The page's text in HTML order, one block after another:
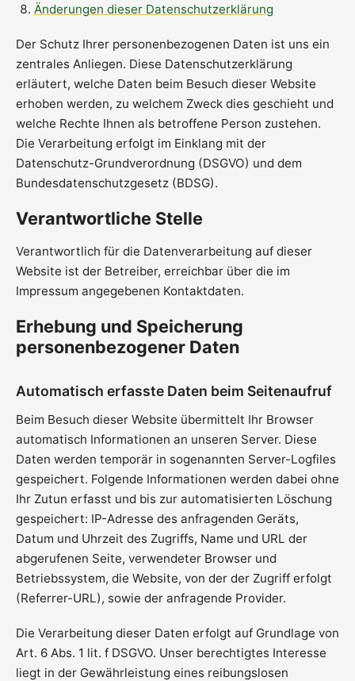
Änderungen dieser Datenschutzerklärung
Der Schutz Ihrer personenbezogenen Daten ist uns ein
zentrales Anliegen. Diese Datenschutzerklärung
erläutert, welche Daten beim Besuch dieser Website
erhoben werden, zu welchem Zweck dies geschieht und
welche Rechte Ihnen als betroffene Person zustehen.
Die Verarbeitung erfolgt im Einklang mit der
Datenschutz-Grundverordnung (DSGVO) und dem
Bundesdatenschutzgesetz (BDSG).
Verantwortliche Stelle
Verantwortlich für die Datenverarbeitung auf dieser
Website ist der Betreiber, erreichbar über die im
Impressum angegebenen Kontaktdaten.
Erhebung und Speicherung
personenbezogener Daten
Automatisch erfasste Daten beim Seitenaufruf
Beim Besuch dieser Website übermittelt Ihr Browser
automatisch Informationen an unseren Server. Diese
Daten werden temporär in sogenannten Server-Logfiles
gespeichert. Folgende Informationen werden dabei ohne
Ihr Zutun erfasst und bis zur automatisierten Löschung
gespeichert: IP-Adresse des anfragenden Geräts,
Datum und Uhrzeit des Zugriffs, Name und URL der
abgerufenen Seite, verwendeter Browser und
Betriebssystem, die Website, von der der Zugriff erfolgt
(Referrer-URL), sowie der anfragende Provider.
Die Verarbeitung dieser Daten erfolgt auf Grundlage von
Art. 6 Abs. 1 lit. f DSGVO. Unser berechtigtes Interesse
liegt in der Gewährleistung eines reibungslosen